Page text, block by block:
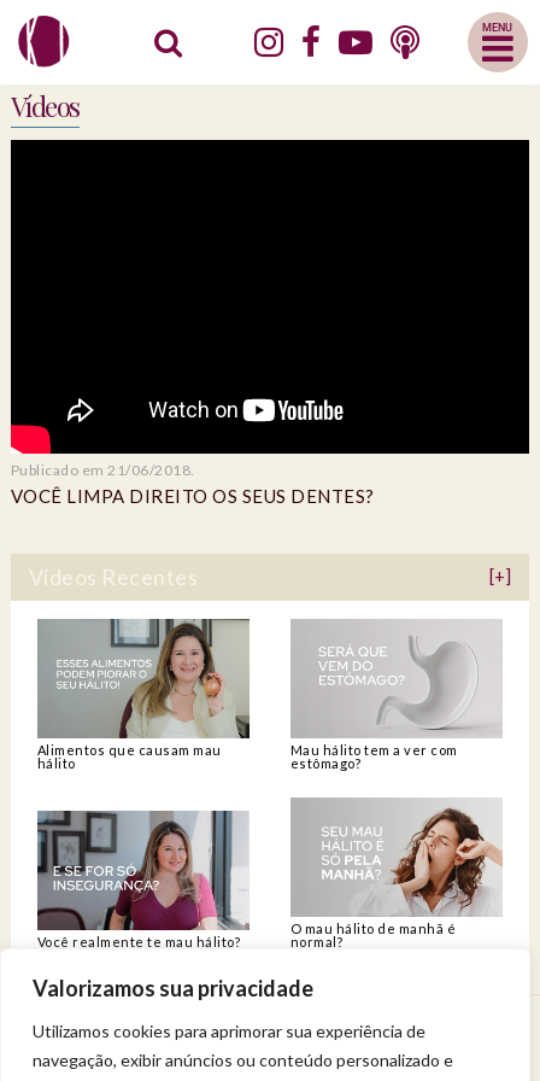
Valorizamos sua privacidade
Utilizamos cookies para aprimorar sua experiência de
navegação, exibir anúncios ou conteúdo personalizado e
Abrir
Menu
Mobile
Vídeos
Publicado em 21/06/2018.
VOCÊ LIMPA DIREITO OS SEUS DENTES?
Vídeos Recentes [+]
Alimentos que causam mau
hálito
Mau hálito tem a ver com
estômago?
Você realmente te mau hálito?
O mau hálito de manhã é
normal?
Venha viver uma experiência de bem-estar.
Entregue a sua saúde a uma profissional qualificada.